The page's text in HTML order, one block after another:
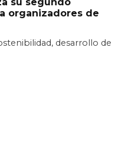
organizadores de
desarrollo de